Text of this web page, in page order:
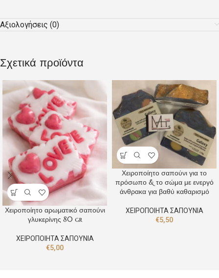
Αξιολογήσεις (0)
Σχετικά προϊόντα
Χειροποίητο αρωματικό σαπούνι
γλυκερίνης 80 gr
ΧΕΙΡΟΠΟΙΗΤΑ ΣΑΠΟΥΝΙΑ
€5,00
Χειροποίητο σαπούνι για το
πρόσωπο & το σώμα με ενεργό
άνθρακα για βαθύ καθαρισμό
ΧΕΙΡΟΠΟΙΗΤΑ ΣΑΠΟΥΝΙΑ
€5,50